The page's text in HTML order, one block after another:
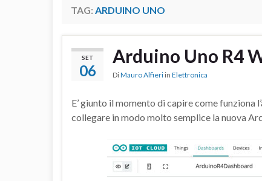
TAG: ARDUINO UNO
SET
06
Arduino Uno R4
DiMauro Alfieri in Elettronica
E’ giunto il momento di capire come funziona
collegare in modo molto semplice la nuova